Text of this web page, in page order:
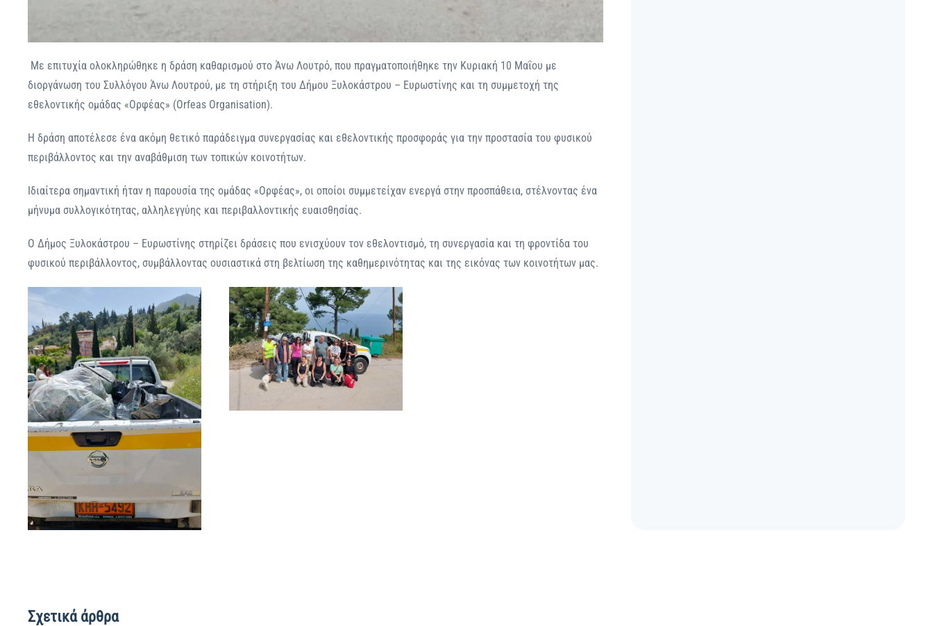
Με επιτυχία ολοκληρώθηκε η δράση καθαρισμού στο Άνω Λουτρό, που πραγματοποιήθηκε την Κυριακή 10 Μαΐου με
διοργάνωση του Συλλόγου Άνω Λουτρού, με τη στήριξη του Δήμου Ξυλοκάστρου – Ευρωστίνης και τη συμμετοχή της
εθελοντικής ομάδας «Ορφέας» (Orfeas Organisation).
Η δράση αποτέλεσε ένα ακόμη θετικό παράδειγμα συνεργασίας και εθελοντικής προσφοράς για την προστασία του φυσικού
περιβάλλοντος και την αναβάθμιση των τοπικών κοινοτήτων.
Ιδιαίτερα σημαντική ήταν η παρουσία της ομάδας «Ορφέας», οι οποίοι συμμετείχαν ενεργά στην προσπάθεια, στέλνοντας ένα
μήνυμα συλλογικότητας, αλληλεγγύης και περιβαλλοντικής ευαισθησίας.
Ο Δήμος Ξυλοκάστρου – Ευρωστίνης στηρίζει δράσεις που ενισχύουν τον εθελοντισμό, τη συνεργασία και τη φροντίδα του
φυσικού περιβάλλοντος, συμβάλλοντας ουσιαστικά στη βελτίωση της καθημερινότητας και της εικόνας των κοινοτήτων μας.
Σχετικά άρθρα